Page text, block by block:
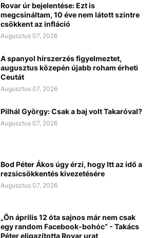
Rovar úr bejelentése: Ezt is
megcsináltam, 10 éve nem látott szintre
csökkent az infláció
Augusztus 07, 2026
A spanyol hírszerzés figyelmeztet,
augusztus közepén újabb roham érheti
Ceutát
Augusztus 07, 2026
Pilhál György: Csak a baj volt Takaróval?
Augusztus 07, 2026
Bod Péter Ákos úgy érzi, hogy Itt az idő a
rezsicsökkentés kivezetésére
Augusztus 07, 2026
„Ön április 12 óta sajnos már nem csak
egy random Facebook-bohóc” - Takács
Péter eligazította Rovar urat